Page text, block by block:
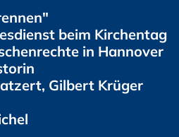
beim Kirchentag
in Hannover
Gilbert Krüger